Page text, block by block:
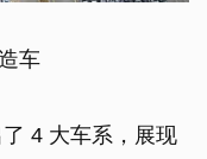
车
4 大车系，展现